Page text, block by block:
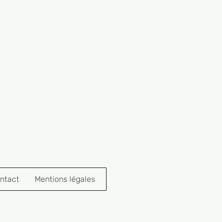
Mentions légales